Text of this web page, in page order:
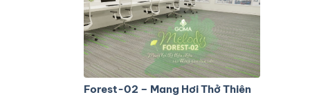
Forest-02 – Mang Hơi Thở Thiên